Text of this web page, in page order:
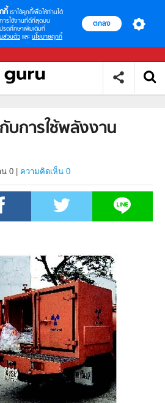
กี้ เราใช้คุกกี้เพื่อให้ท่านได้
ารใช้งานที่ดีที่สุดบน
ปรดศึกษาเพิ่มเติมที่
ส่วนตัว และ นโยบายคุกกี้
ตกลง
บการใช้พลังงาน
น 0 ความคิดเห็น 0